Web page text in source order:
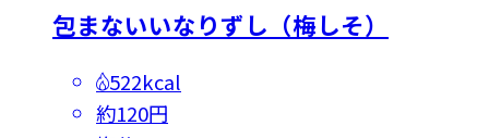
包まないいなりずし（梅しそ）
522kcal
約120円